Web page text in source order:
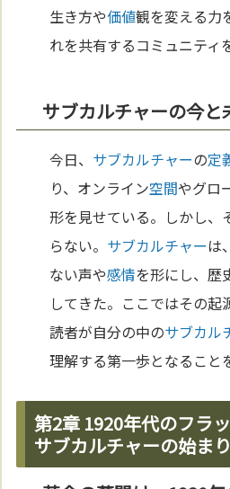
生き方や価値観を変える力
れを共有するコミュニティ
サブカルチャーの今と
今日、 サブカルチャーの定
り、オンライン空間やグロ
形を見せている。しかし、
らない。 サブカルチャーは
ない声や感情を形にし、歴
してきた。ここではその起
読者が自分の中のサブカル
理解する第一歩となること
第2章 1920年代のフラ
サブカルチャーの始まり